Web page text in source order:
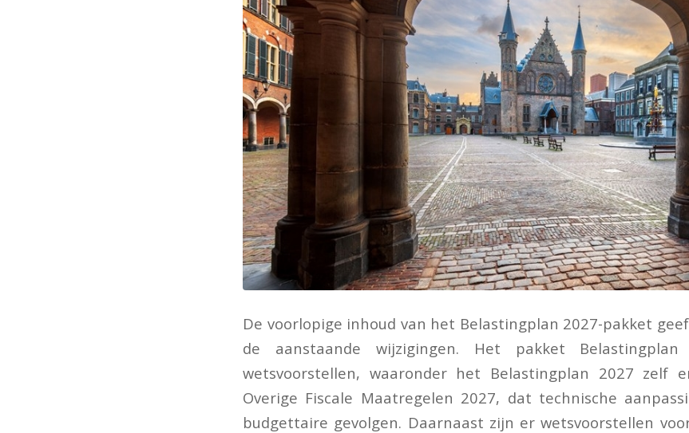
De voorlopige inhoud van het Belastingplan 2027-pakket
de aanstaande wijzigingen. Het pakket
wetsvoorstellen, waaronder het Belastingplan 2027 zelf
Overige Fiscale Maatregelen 2027, dat technische
budgettaire gevolgen. Daarnaast zijn er wetsvoorstellen